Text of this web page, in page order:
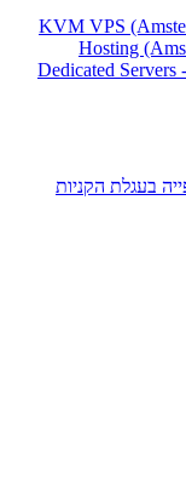
KVM VPS
Hosting
Dedicated Servers
בעגלת הקניות